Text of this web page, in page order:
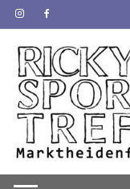
Zum
Inhalt
springen